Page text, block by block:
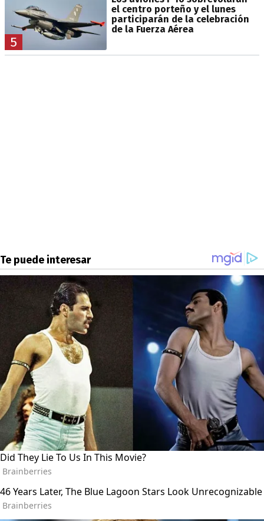
5
el centro porteño y el lunes
participarán de la celebración
de la Fuerza Aérea